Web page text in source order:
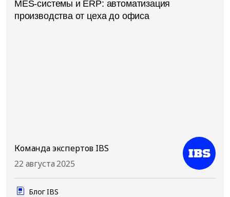
MES-системы и ERP: автоматизация
производства от цеха до офиса
Команда экспертов IBS
22 августа 2025
Блог IBS